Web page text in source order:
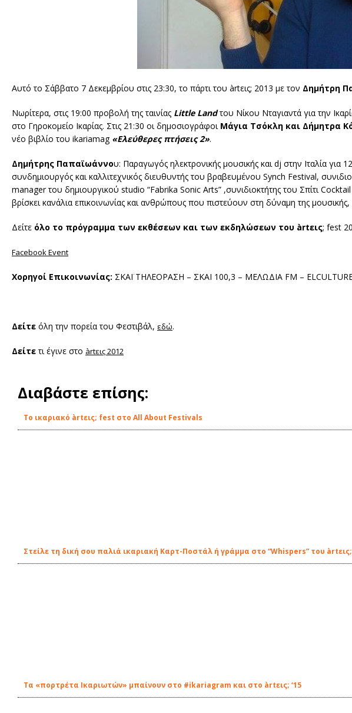
Αυτό το Σάββατο 7 Δεκεμβρίου στις 23:30, το πάρτι του àrtεις; 2013 με τον Δημήτρη
Νωρίτερα, στις 19:00 προβολή της ταινίας Little Landτου Νίκου Νταγιαντά για την
στο Γηροκομείο Ικαρίας. Στις 21:30 οι δημοσιογράφοι Μάγια Τσόκλη και Δήμητρα
νέο βιβλίο του ikariamag «Ελεύθερες πτήσεις 2».
Δημήτρης Παπαϊωάννου: Παραγωγός ηλεκτρονικής μουσικής και dj στην Ιταλία
συνδημιουργός και καλλιτεχνικός διευθυντής του βραβευμένου Synch Festival,
manager του δημιουργικού studio “Fabrika Sonic Arts” ,συνιδιοκτήτης του Σπίτι
βρίσκει κανάλια επικοινωνίας και ανθρώπους που πιστεύουν στη δύναμη της
Δείτε όλο το πρόγραμμα των εκθέσεων και των εκδηλώσεων του àrtεις; fest
Facebook Event
Χορηγοί Επικοινωνίας: ΣΚΑΪ ΤΗΛΕΟΡΑΣΗ – ΣΚΑΙ 100,3 – ΜΕΛΩΔΙΑ FM –
Δείτε όλη την πορεία του Φεστιβάλ, εδώ.
Δείτετι έγινε στο àrtεις 2012
Διαβάστε επίσης:
Το ικαριακό àrtεις; fest στο All About Festivals
Στείλε τη δική σου παλιά ικαριακή Καρτ-Ποστάλ ή γράμμα στο “Whispers” του
Τα «πορτρέτα Ικαριωτών» μπαίνουν στο #ikariagram και στο àrtεις; ‘15